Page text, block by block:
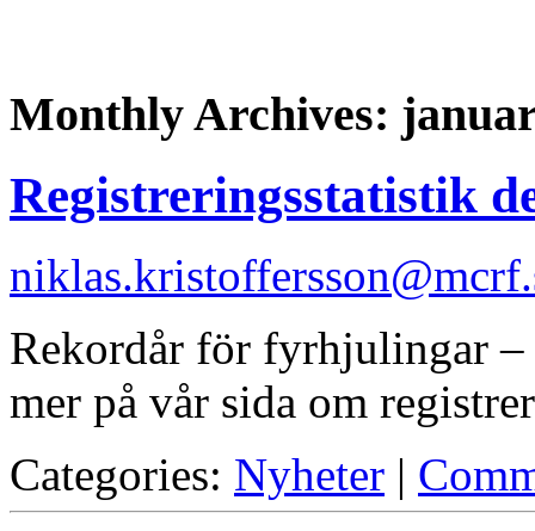
Monthly Archives:
Registreringsstatistik
Rekordår för fyrhjulingar
mer på vår sida om
Categories: Nyheter |